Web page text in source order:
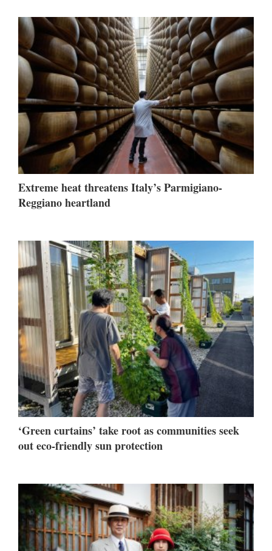
Extreme heat threatens Italy’s Parmigiano-
Reggiano heartland
‘Green curtains’ take root as communities seek
out eco-friendly sun protection